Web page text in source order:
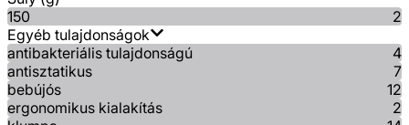
150
2
Egyéb tulajdonságok
antibakteriális tulajdonságú
4
antisztatikus
7
bebújós
12
ergonomikus kialakítás
2